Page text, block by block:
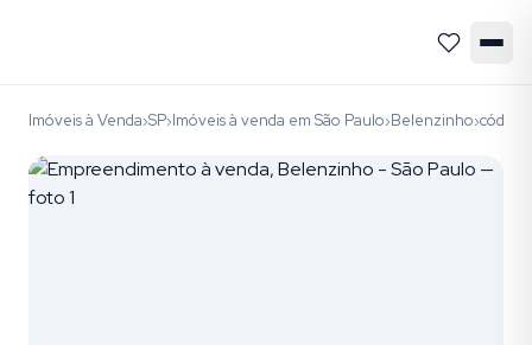
Imóveis à Venda›SP›Imóveis à venda em São Paulo›Belenzinho›código